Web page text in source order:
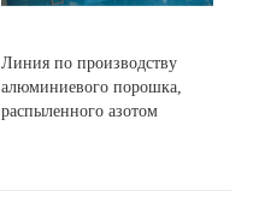
Линия по производству
алюминиевого порошка,
распыленного азотом